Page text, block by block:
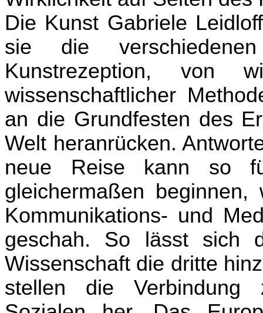
Die Kunst Gabriele Leidloff
sie die
Kunstrezeption, von
wissenschaftlicher
an die Grundfesten des
Welt heranrücken.
neue Reise kann so
gleichermaßen
Kommunikations- und
geschah. So lässt sich
Wissenschaft die dritte
stellen die Verbindung